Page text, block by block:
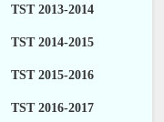
TST 2013-2014
TST 2014-2015
TST 2015-2016
TST 2016-2017